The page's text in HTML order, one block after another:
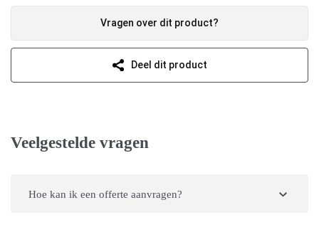
Vragen over dit product?
Deel dit product
Veelgestelde vragen
Hoe kan ik een offerte aanvragen?